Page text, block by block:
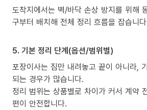
도착지에서는 벽/바닥 손상 방지를 위해
구부터 배치해 전체 정리 흐름을 잡습니
5. 기본 정리 단계(옵션/범위별)
포장이사는 짐만 내려놓고 끝이 아니라,
되는 경우가 많습니다.
정리 범위는 상품별로 차이가 커서 계약
편이 안전합니다.